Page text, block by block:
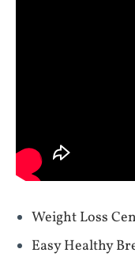
Weight Loss
Easy Healthy